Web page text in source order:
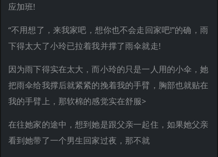
应加班!
“不用想了，来我家吧，想你也不会走回家吧!”的确，雨
下得太大了小玲已拉着我并撑了雨伞就走!
因为雨下得实在太大，而小玲的只是一人用的小伞，她
把雨伞给我撑后就紧紧的挽着我的手臂，胸部也就贴在
我的手臂上，那软棉的感觉实在舒服>
在往她家的途中，想到她是跟父亲一起住，如果她父亲
看到她带了一个男生回家过夜，那不就